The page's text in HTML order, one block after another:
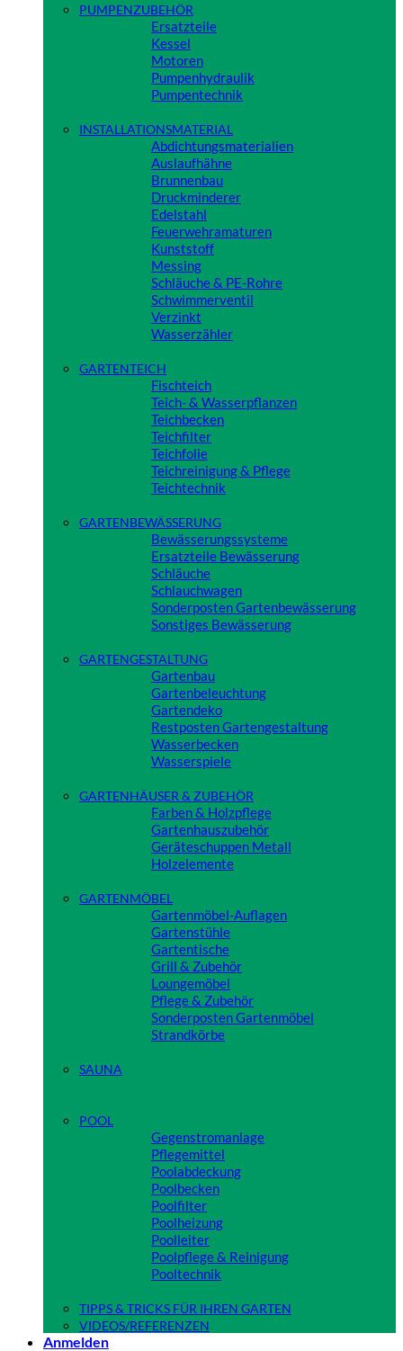
PUMPENZUBEHÖR
Ersatzteile
Kessel
Motoren
Pumpenhydraulik
Pumpentechnik
INSTALLATIONSMATERIAL
Abdichtungsmaterialien
Auslaufhähne
Brunnenbau
Druckminderer
Edelstahl
Feuerwehramaturen
Kunststoff
Messing
Schläuche & PE-Rohre
Schwimmerventil
Verzinkt
Wasserzähler
GARTENTEICH
Fischteich
Teich- & Wasserpflanzen
Teichbecken
Teichfilter
Teichfolie
Teichreinigung & Pflege
Teichtechnik
GARTENBEWÄSSERUNG
Bewässerungssysteme
Ersatzteile Bewässerung
Schläuche
Schlauchwagen
Sonderposten Gartenbewässerung
Sonstiges Bewässerung
GARTENGESTALTUNG
Gartenbau
Gartenbeleuchtung
Gartendeko
Restposten Gartengestaltung
Wasserbecken
Wasserspiele
GARTENHÄUSER & ZUBEHÖR
Farben & Holzpflege
Gartenhauszubehör
Geräteschuppen Metall
Holzelemente
GARTENMÖBEL
Gartenmöbel-Auflagen
Gartenstühle
Gartentische
Grill & Zubehör
Loungemöbel
Pflege & Zubehör
Sonderposten Gartenmöbel
Strandkörbe
SAUNA
POOL
Gegenstromanlage
Pflegemittel
Poolabdeckung
Poolbecken
Poolfilter
Poolheizung
Poolleiter
Poolpflege & Reinigung
Pooltechnik
TIPPS & TRICKS FÜR IHREN GARTEN
VIDEOS/REFERENZEN
Anmelden